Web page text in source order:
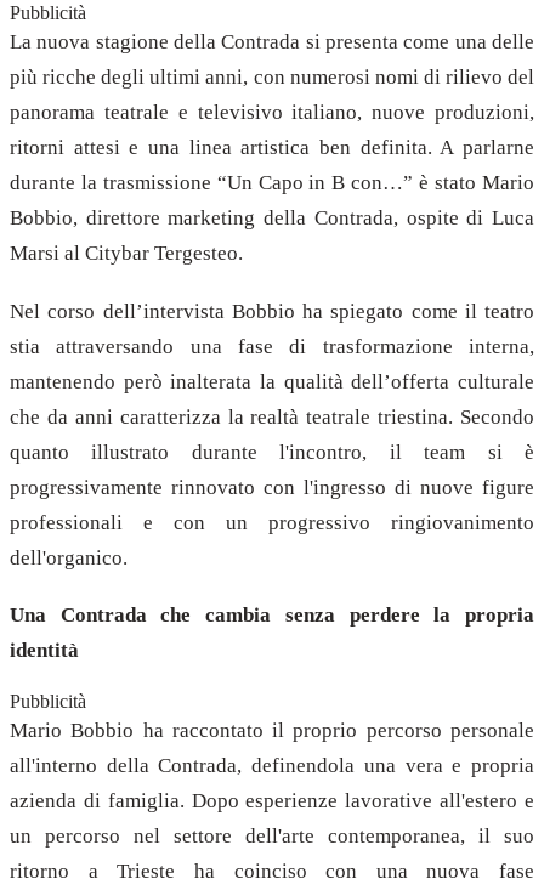
Pubblicità
La nuova stagione della Contrada si presenta come una delle
più ricche degli ultimi anni, con numerosi nomi di rilievo del
panorama teatrale e televisivo italiano, nuove produzioni,
ritorni attesi e una linea artistica ben definita. A parlarne
durante la trasmissione “Un Capo in B con…” è stato Mario
Bobbio, direttore marketing della Contrada, ospite di Luca
Marsi al Citybar Tergesteo.
Nel corso dell’intervista Bobbio ha spiegato come il teatro
stia attraversando una fase di trasformazione interna,
mantenendo però inalterata la qualità dell’offerta culturale
che da anni caratterizza la realtà teatrale triestina. Secondo
quanto illustrato durante l'incontro, il team si è
progressivamente rinnovato con l'ingresso di nuove figure
professionali e con un progressivo ringiovanimento
dell'organico.
Una Contrada che cambia senza perdere la propria
identità
Pubblicità
Mario Bobbio ha raccontato il proprio percorso personale
all'interno della Contrada, definendola una vera e propria
azienda di famiglia. Dopo esperienze lavorative all'estero e
un percorso nel settore dell'arte contemporanea, il suo
ritorno a Trieste ha coinciso con una nuova fase